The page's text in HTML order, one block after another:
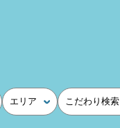
エリア こだわり検索